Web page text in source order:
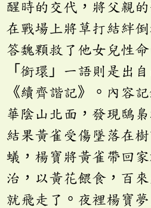
醒時的交代，將父親
在戰場上將草打結絆
答魏顆救了他女兒性命
「銜環」一語則是出
《續齊諧記》。內容
華陰山北面，發現鴟
結果黃雀受傷墜落在
蟻，楊寶將黃雀帶回
治，以黃花餵食，百
就飛走了。夜裡楊寶